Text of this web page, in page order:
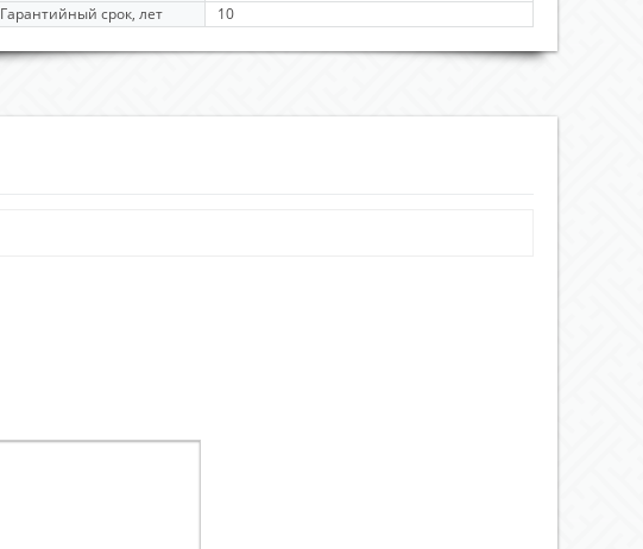
Гарантийный срок, лет
10